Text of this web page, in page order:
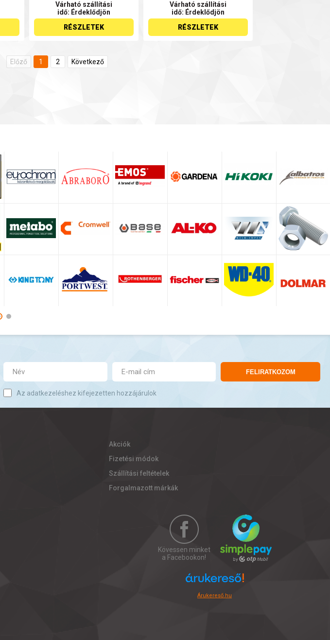
Várható szállítási
idő: Érdeklődjön
RÉSZLETEK
Várható szállítási
idő: Érdeklődjön
RÉSZLETEK
Előző 1 2 Következő
FELIRATKOZOM
Az adatkezeléshez kifejezetten hozzájárulok
Akciók
Fizetési módok
Szállítási feltételek
Forgalmazott márkák
Kövessen minket
a Facebookon!
Árukereső.hu